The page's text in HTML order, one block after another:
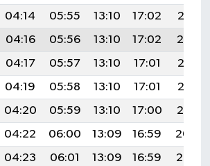
04:14 05:55 13:10 17:02
20:15
04:16 05:56 13:10 17:02
20:14
04:17 05:57 13:10 17:01
20:13
04:19 05:58 13:10 17:01
20:12
04:20 05:59 13:10 17:00
20:10
04:22 06:00 13:09 16:59
20:09
04:23 06:01 13:09 16:59
20:08